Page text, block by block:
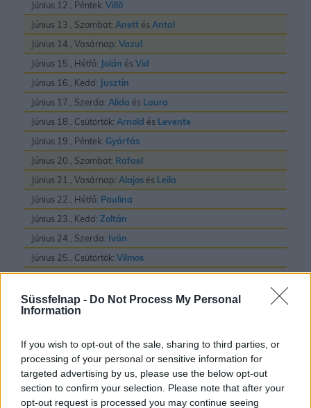
Süssfelnap - Do Not Process My Personal
Information
If you wish to opt-out of the sale, sharing to third parties, or
processing of your personal or sensitive information for
targeted advertising by us, please use the below opt-out
section to confirm your selection. Please note that after your
opt-out request is processed you may continue seeing
Június 12., Péntek: Villõ
Június 13., Szombat: Anett ésAntal
Június 14., Vasárnap: Vazul
Június 15., Hétfő: Jolán ésVid
Június 16., Kedd: Jusztin
Június 17., Szerda: Alida és Laura
Június 18., Csütörtök: Arnold és Levente
Június 19., Péntek: Gyárfás
Június 20., Szombat: Rafael
Június 21., Vasárnap: Alajos és Leila
Június 22., Hétfő: Paulina
Június 23., Kedd: Zoltán
Június 24., Szerda: Iván
Június 25., Csütörtök: Vilmos
Június 26., Péntek:JánosésPál
Június 27., Szombat:László
Június 28., Vasárnap:
Június 30., Kedd: